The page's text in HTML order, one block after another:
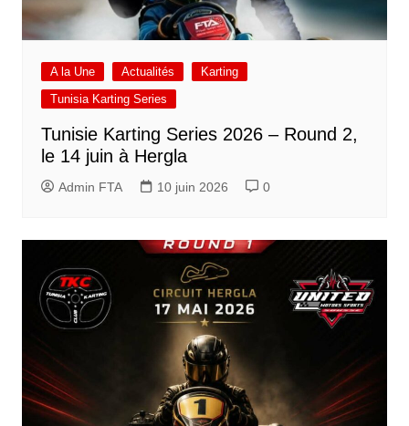
A la Une Actualités
Karting
Tunisia Karting Series
Tunisie Karting Series 2026 – Round 2,
le 14 juin à Hergla
Admin FTA 10 juin 2026 0